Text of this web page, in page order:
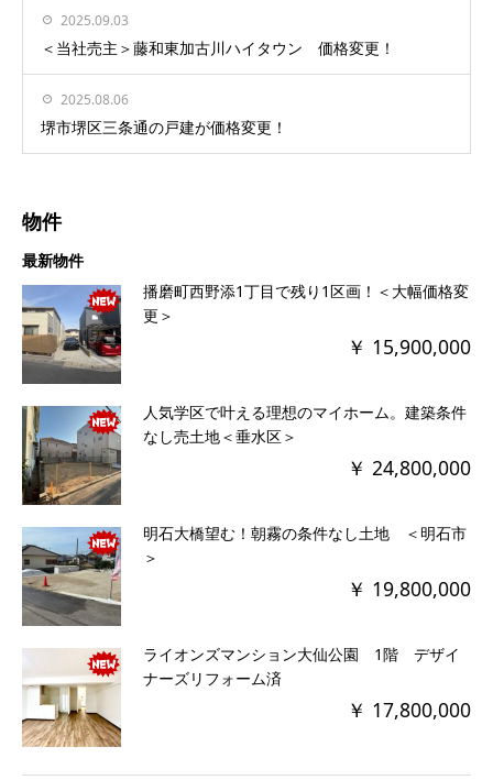
2025.09.03
＜当社売主＞藤和東加古川ハイタウン 価格変更！
2025.08.06
堺市堺区三条通の戸建が価格変更！
物件
最新物件
播磨町西野添1丁目で残り1区画！＜大幅価格変
更＞
￥ 15,900,000
人気学区で叶える理想のマイホーム。建築条件
なし売土地＜垂水区＞
￥ 24,800,000
明石大橋望む！朝霧の条件なし土地 ＜明石市
＞
￥ 19,800,000
ライオンズマンション大仙公園 1階 デザイ
ナーズリフォーム済
￥ 17,800,000